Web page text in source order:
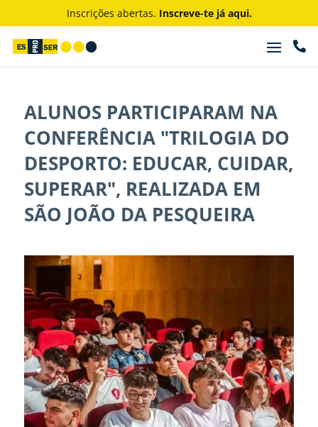
Inscrições abertas. Inscreve-te já aqui.

ALUNOS PARTICIPARAM NA
CONFERÊNCIA "TRILOGIA DO
DESPORTO: EDUCAR, CUIDAR,
SUPERAR", REALIZADA EM
SÃO JOÃO DA PESQUEIRA